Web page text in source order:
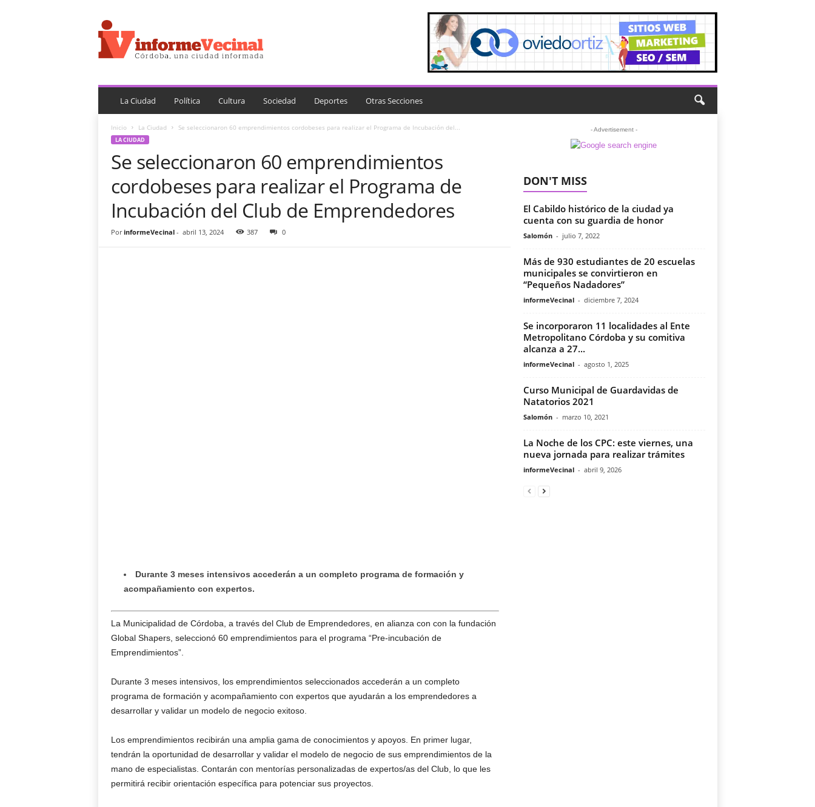
n
f
o
e
e
La Ciudad Política Cultura Sociedad Deportes Otras Secciones
Inicio La Ciudad Se seleccionaron 60 emprendimientos cordobeses para realizar el Programa de Incubación del...
LA CIUDAD
Se seleccionaron 60 emprendimientos
cordobeses para realizar el Programa de
Incubación del Club de Emprendedores
Por informeVecinal- abril 13, 2024 387 0
Durante 3 meses intensivos accederán a un completo programa de formación y
acompañamiento con expertos.
La Municipalidad de Córdoba, a través del Club de Emprendedores, en alianza con con la fundación
Global Shapers, seleccionó 60 emprendimientos para el programa “Pre-incubación de
Emprendimientos”.
Durante 3 meses intensivos, los emprendimientos seleccionados accederán a un completo
programa de formación y acompañamiento con expertos que ayudarán a los emprendedores a
desarrollar y validar un modelo de negocio exitoso.
Los emprendimientos recibirán una amplia gama de conocimientos y apoyos. En primer lugar,
tendrán la oportunidad de desarrollar y validar el modelo de negocio de sus emprendimientos de la
mano de especialistas. Contarán con mentorías personalizadas de expertos/as del Club, lo que les
permitirá recibir orientación específica para potenciar sus proyectos.
- Advertisement -
DON'T MISS
El Cabildo histórico de la ciudad ya
cuenta con su guardia de honor
Salomón - julio 7, 2022
Más de 930 estudiantes de 20 escuelas
municipales se convirtieron en
“Pequeños Nadadores”
informeVecinal - diciembre 7, 2024
Se incorporaron 11 localidades al Ente
Metropolitano Córdoba y su comitiva
alcanza a 27...
informeVecinal - agosto 1, 2025
Curso Municipal de Guardavidas de
Natatorios 2021
Salomón - marzo 10, 2021
La Noche de los CPC: este viernes, una
nueva jornada para realizar trámites
informeVecinal - abril 9, 2026